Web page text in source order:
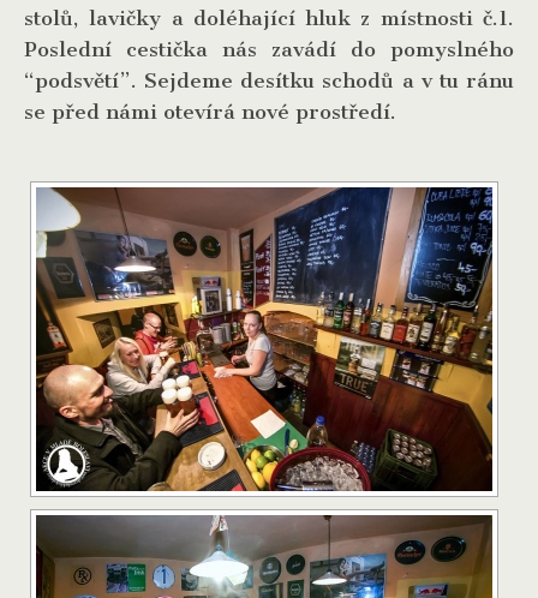
stolů, lavičky a doléhající hluk z místnosti č.1.
Poslední cestička nás zavádí do pomyslného
“podsvětí”. Sejdeme desítku schodů a v tu ránu
se před námi otevírá nové prostředí.